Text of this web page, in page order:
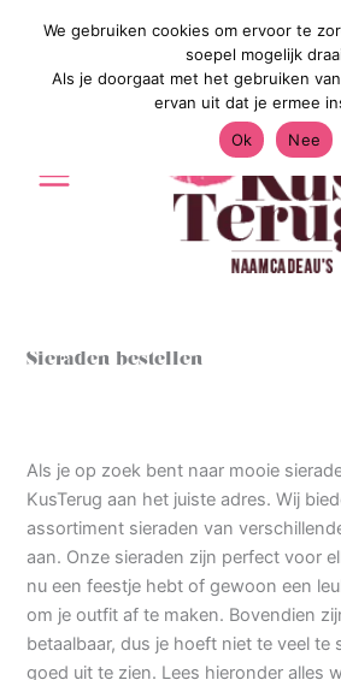
Gratis Verzending
Sieraden bestellen
Als je op zoek bent naar mooie
KusTerug aan het juiste adres. Wij
assortiment sieraden van
aan. Onze sieraden zijn perfect voor
nu een feestje hebt of gewoon een
om je outfit af te maken. Bovendien
betaalbaar, dus je hoeft niet te veel te
goed uit te zien. Lees hieronder alles
We gebruiken cookies om ervoor te
soepel mogelijk
Als je doorgaat met het gebruiken
ervan uit dat je ermee
Ok
Nee